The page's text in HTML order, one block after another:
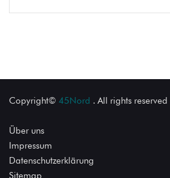
Copyright© 45Nord . All rights reserved
Über uns
Impressum
Datenschutzerklärung
Sitemap